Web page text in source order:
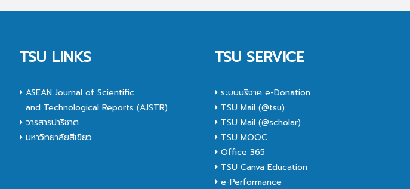
TSU LINKS
ASEAN Journal of Scientific
and Technological Reports (AJSTR)
วารสารปาริชาต
มหาวิทยาลัยสีเขียว
TSU SERVICE
ระบบบริจาค e-Donation
TSU Mail (@tsu)
TSU Mail (@scholar)
TSU MOOC
Office 365
TSU Canva Education
e-Performance